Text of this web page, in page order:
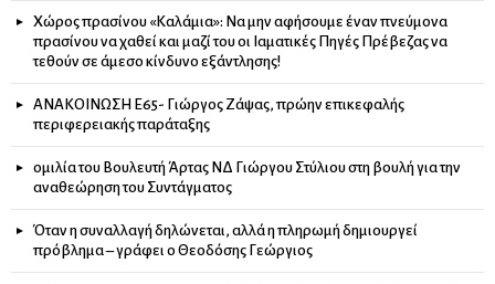
Χώρος πρασίνου «Καλάμια»: Να μην αφήσουμε έναν πνεύμονα
πρασίνου να χαθεί και μαζί του οι Ιαματικές Πηγές Πρέβεζας να
τεθούν σε άμεσο κίνδυνο εξάντλησης!
ΑΝΑΚΟΙΝΩΣΗ Ε65- Γιώργος Ζάψας, πρώην επικεφαλής
περιφερειακής παράταξης
ομιλία του Βουλευτή Άρτας ΝΔ Γιώργου Στύλιου στη βουλή για την
αναθεώρηση του Συντάγματος
Όταν η συναλλαγή δηλώνεται, αλλά η πληρωμή δημιουργεί
πρόβλημα – γράφει ο Θεοδόσης Γεώργιος